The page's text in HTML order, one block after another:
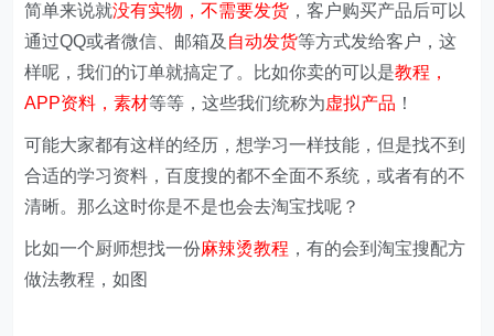
简单来说就没有实物，不需要发货 ，客户购买产品后可以
通过QQ或者微信、邮箱及 自动发货等方式发给客户，这
样呢，我们的订单就搞定了。比如你卖的可以是教程，
APP资料，素材等等，这些我们统称为虚拟产品 ！
可能大家都有这样的经历，想学习一样技能，但是找不到
合适的学习资料，百度搜的都不全面不系统，或者有的不
清晰。那么这时你是不是也会去淘宝找呢？
比如一个厨师想找一份麻辣烫教程 ，有的会到淘宝搜配方
做法教程，如图